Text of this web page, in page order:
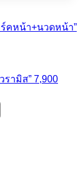
ร์คหน้า+นวดหน้า”
รามิส” 7,900